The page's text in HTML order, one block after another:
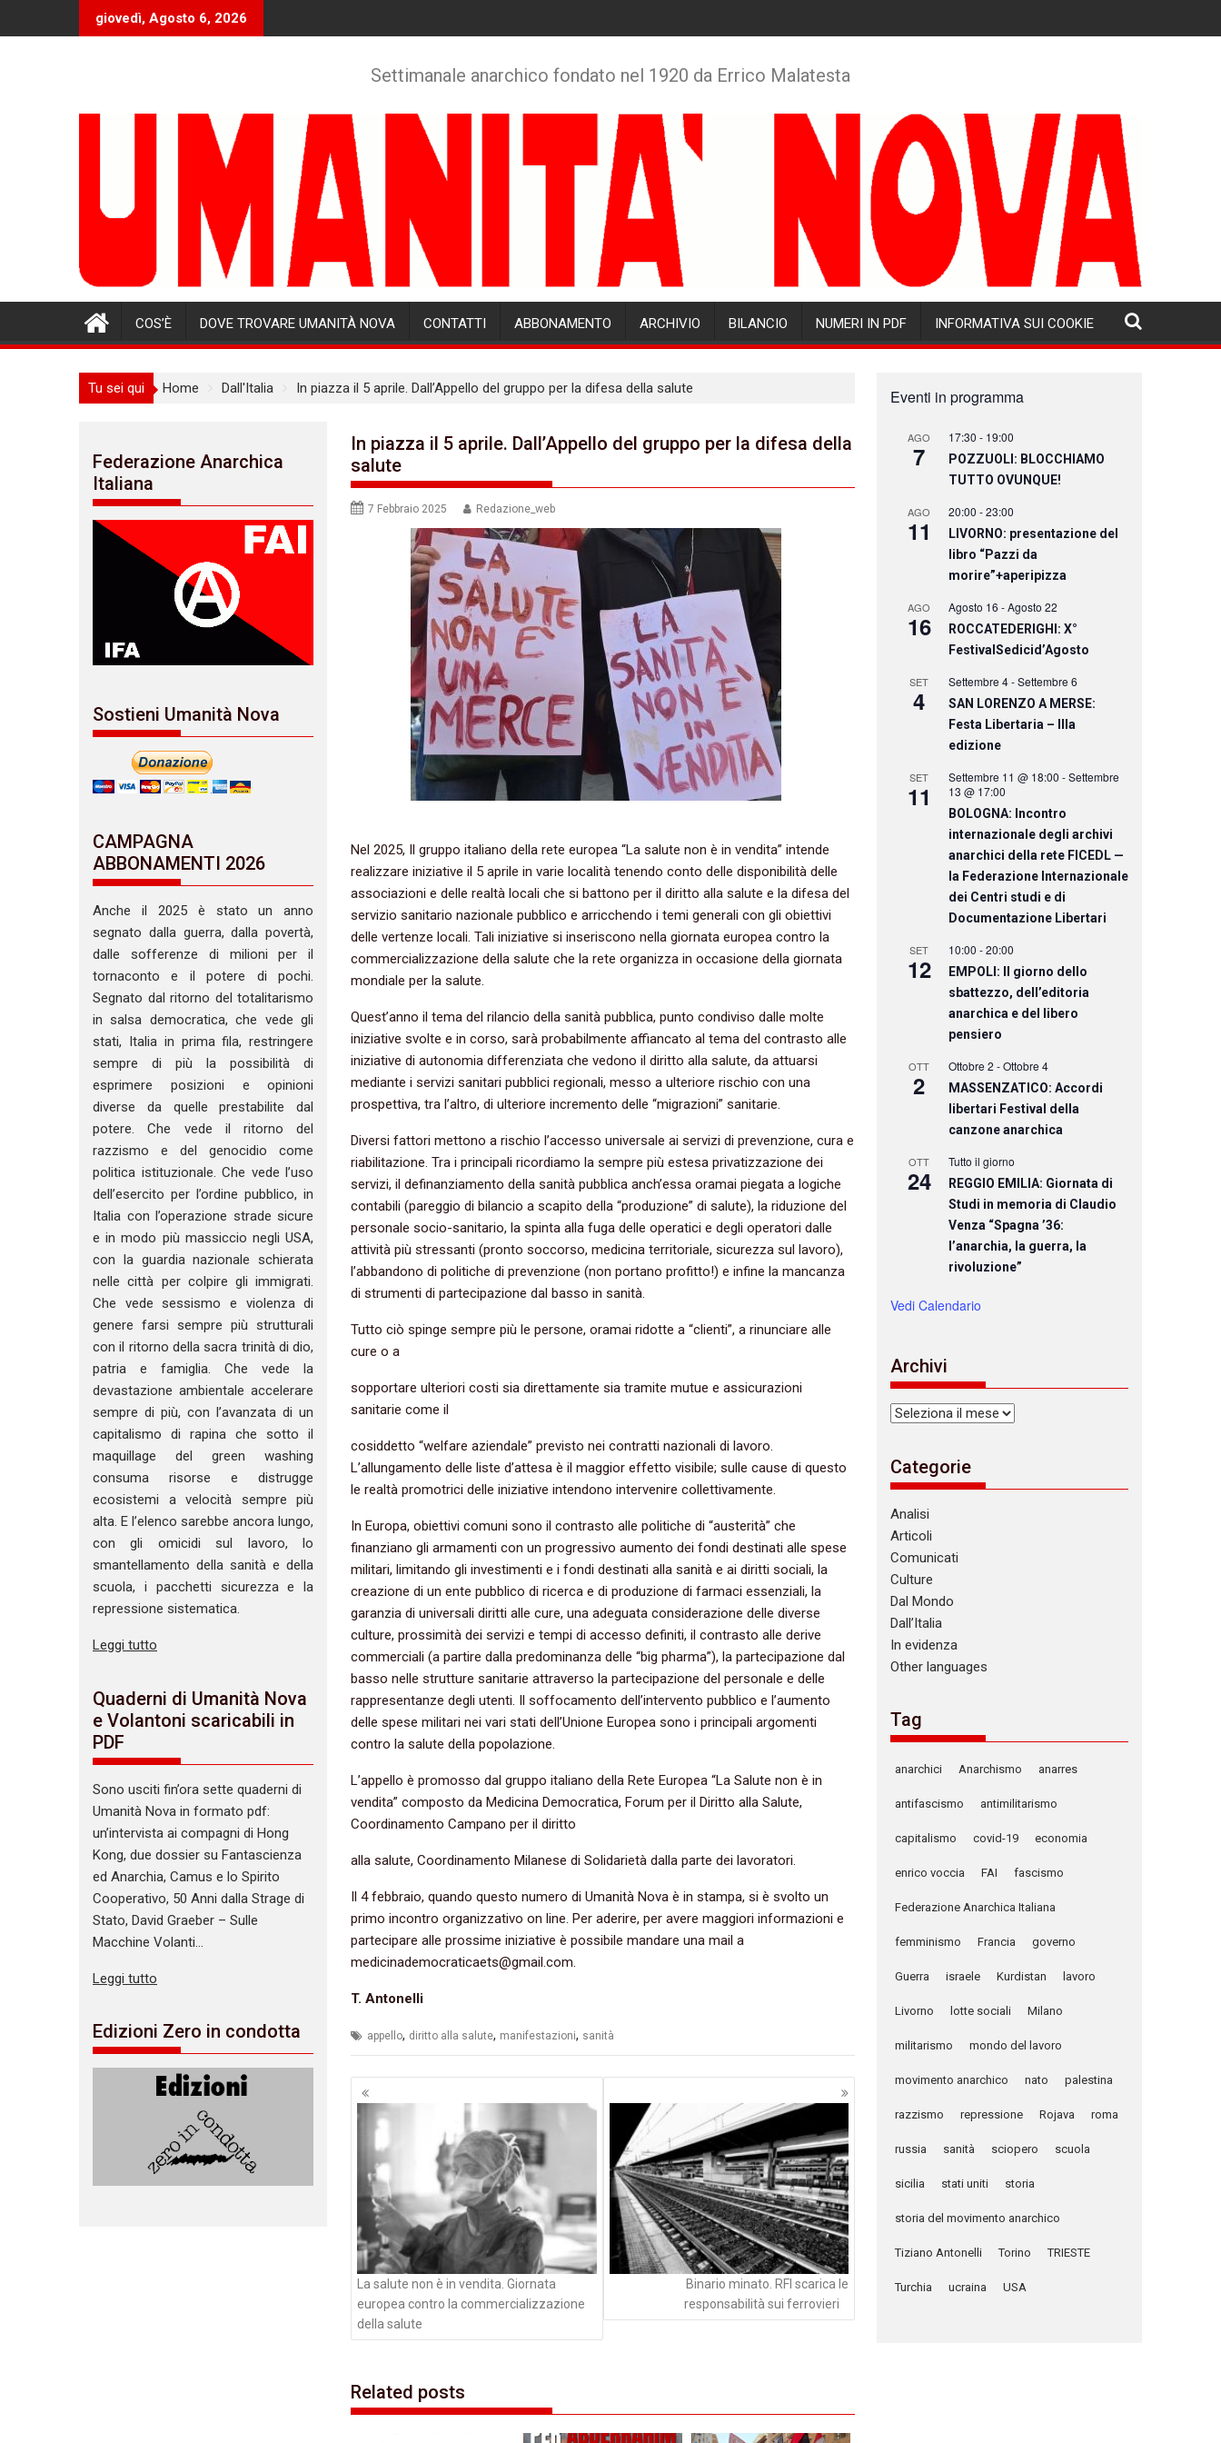
giovedì, Agosto 6, 2026
Settimanale anarchico fondato nel 1920 da Errico Malatesta
COS’È DOVE TROVARE UMANITÀ NOVA CONTATTI ABBONAMENTO ARCHIVIO BILANCIO NUMERI IN PDF INFORMATIVA SUI COOKIE
Tu sei qui Home Dall'Italia In piazza il 5 aprile. Dall’Appello del gruppo per la difesa della salute
In piazza il 5 aprile. Dall’Appello del gruppo per la difesa della
salute
7 Febbraio 2025 Redazione_web
Nel 2025, Il gruppo italiano della rete europea “La salute non è in vendita” intende
realizzare iniziative il 5 aprile in varie località tenendo conto delle disponibilità delle
associazioni e delle realtà locali che si battono per il diritto alla salute e la difesa del
servizio sanitario nazionale pubblico e arricchendo i temi generali con gli obiettivi
delle vertenze locali. Tali iniziative si inseriscono nella giornata europea contro la
commercializzazione della salute che la rete organizza in occasione della giornata
mondiale per la salute.
Quest’anno il tema del rilancio della sanità pubblica, punto condiviso dalle molte
iniziative svolte e in corso, sarà probabilmente affiancato al tema del contrasto alle
iniziative di autonomia differenziata che vedono il diritto alla salute, da attuarsi
mediante i servizi sanitari pubblici regionali, messo a ulteriore rischio con una
prospettiva, tra l’altro, di ulteriore incremento delle “migrazioni” sanitarie.
Diversi fattori mettono a rischio l’accesso universale ai servizi di prevenzione, cura e
riabilitazione. Tra i principali ricordiamo la sempre più estesa privatizzazione dei
servizi, il definanziamento della sanità pubblica anch’essa oramai piegata a logiche
contabili (pareggio di bilancio a scapito della “produzione” di salute), la riduzione del
personale socio-sanitario, la spinta alla fuga delle operatici e degli operatori dalle
attività più stressanti (pronto soccorso, medicina territoriale, sicurezza sul lavoro),
l’abbandono di politiche di prevenzione (non portano profitto!) e infine la mancanza
di strumenti di partecipazione dal basso in sanità.
Tutto ciò spinge sempre più le persone, oramai ridotte a “clienti”, a rinunciare alle
cure o a
sopportare ulteriori costi sia direttamente sia tramite mutue e assicurazioni
sanitarie come il
cosiddetto “welfare aziendale” previsto nei contratti nazionali di lavoro.
L’allungamento delle liste d’attesa è il maggior effetto visibile; sulle cause di questo
le realtà promotrici delle iniziative intendono intervenire collettivamente.
In Europa, obiettivi comuni sono il contrasto alle politiche di “austerità” che
finanziano gli armamenti con un progressivo aumento dei fondi destinati alle spese
militari, limitando gli investimenti e i fondi destinati alla sanità e ai diritti sociali, la
creazione di un ente pubblico di ricerca e di produzione di farmaci essenziali, la
garanzia di universali diritti alle cure, una adeguata considerazione delle diverse
culture, prossimità dei servizi e tempi di accesso definiti, il contrasto alle derive
commerciali (a partire dalla predominanza delle “big pharma”), la partecipazione dal
basso nelle strutture sanitarie attraverso la partecipazione del personale e delle
rappresentanze degli utenti. Il soffocamento dell’intervento pubblico e l’aumento
delle spese militari nei vari stati dell’Unione Europea sono i principali argomenti
contro la salute della popolazione.
L’appello è promosso dal gruppo italiano della Rete Europea “La Salute non è in
vendita” composto da Medicina Democratica, Forum per il Diritto alla Salute,
Coordinamento Campano per il diritto
alla salute, Coordinamento Milanese di Solidarietà dalla parte dei lavoratori.
Il 4 febbraio, quando questo numero di Umanità Nova è in stampa, si è svolto un
primo incontro organizzativo on line. Per aderire, per avere maggiori informazioni e
partecipare alle prossime iniziative è possibile mandare una mail a
medicinademocraticaets@gmail.com.
T. Antonelli
appello, diritto alla salute, manifestazioni, sanità
Navigazione
articoli
La salute non è in vendita. Giornata
europea contro la commercializzazione
della salute
Binario minato. RFI scarica le
responsabilità sui ferrovieri
Related posts
Federazione Anarchica
Italiana
Sostieni Umanità Nova
CAMPAGNA
ABBONAMENTI 2026
Anche il 2025 è stato un anno
segnato dalla guerra, dalla povertà,
dalle sofferenze di milioni per il
tornaconto e il potere di pochi.
Segnato dal ritorno del totalitarismo
in salsa democratica, che vede gli
stati, Italia in prima fila, restringere
sempre di più la possibilità di
esprimere posizioni e opinioni
diverse da quelle prestabilite dal
potere. Che vede il ritorno del
razzismo e del genocidio come
politica istituzionale. Che vede l’uso
dell’esercito per l’ordine pubblico, in
Italia con l’operazione strade sicure
e in modo più massiccio negli USA,
con la guardia nazionale schierata
nelle città per colpire gli immigrati.
Che vede sessismo e violenza di
genere farsi sempre più strutturali
con il ritorno della sacra trinità di dio,
patria e famiglia. Che vede la
devastazione ambientale accelerare
sempre di più, con l’avanzata di un
capitalismo di rapina che sotto il
maquillage del green washing
consuma risorse e distrugge
ecosistemi a velocità sempre più
alta. E l’elenco sarebbe ancora lungo,
con gli omicidi sul lavoro, lo
smantellamento della sanità e della
scuola, i pacchetti sicurezza e la
repressione sistematica.
Leggi tutto
Quaderni di Umanità Nova
e Volantoni scaricabili in
PDF
Sono usciti fin’ora sette quaderni di
Umanità Nova in formato pdf:
un’intervista ai compagni di Hong
Kong, due dossier su Fantascienza
ed Anarchia, Camus e lo Spirito
Cooperativo, 50 Anni dalla Strage di
Stato, David Graeber – Sulle
Macchine Volanti…
Leggi tutto
Edizioni Zero in condotta
Eventi in programma
AGO
7
17:30 - 19:00
POZZUOLI: BLOCCHIAMO
TUTTO OVUNQUE!
AGO
11
20:00 -23:00
LIVORNO: presentazione del
libro “Pazzi da
morire”+aperipizza
AGO
16
Agosto 16 -Agosto 22
ROCCATEDERIGHI: X°
FestivalSedicid’Agosto
SET
4
Settembre 4-Settembre 6
SAN LORENZO A MERSE:
Festa Libertaria – IIIa
edizione
SET
11
Settembre 11 @ 18:00 -Settembre
13 @ 17:00
BOLOGNA: Incontro
internazionale degli archivi
anarchici della rete FICEDL —
la Federazione Internazionale
dei Centri studi e di
Documentazione Libertari
SET
12
10:00 -20:00
EMPOLI: Il giorno dello
sbattezzo, dell’editoria
anarchica e del libero
pensiero
OTT
2
Ottobre 2 -Ottobre 4
MASSENZATICO: Accordi
libertari Festival della
canzone anarchica
OTT
24
Tutto il giorno
REGGIO EMILIA: Giornata di
Studi in memoria di Claudio
Venza “Spagna ’36:
l’anarchia, la guerra, la
rivoluzione”
Vedi Calendario
Archivi
Archivi
Categorie
Analisi
Articoli
Comunicati
Culture
Dal Mondo
Dall’Italia
In evidenza
Other languages
Tag
anarchici Anarchismo anarres
antifascismo antimilitarismo
capitalismo covid-19 economia
enrico voccia FAI fascismo
Federazione Anarchica Italiana
femminismo Francia governo
Guerra israele Kurdistan lavoro
Livorno lotte sociali Milano
militarismo mondo del lavoro
movimento anarchico nato palestina
razzismo repressione Rojava roma
russia sanità sciopero scuola
sicilia stati uniti storia
storia del movimento anarchico
Tiziano Antonelli Torino TRIESTE
Turchia ucraina USA